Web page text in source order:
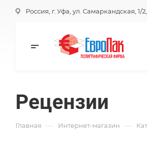
Россия, г. Уфа, ул. Самаркандская, 1/
Рецензии
Главная — Интернет-магазин —